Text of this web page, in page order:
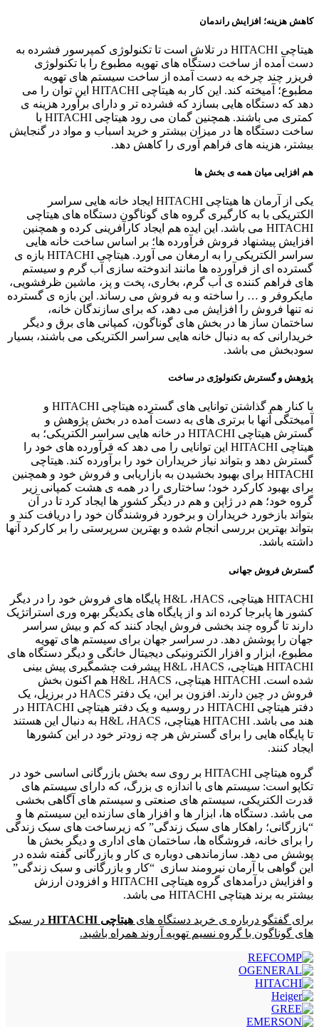
کاهش هزینه؛ افزایش راندمان
هیتاچی HITACHI در تلاش است تا تکنولوژی کمپرسور فشرده به
دست آمده از ساخت دستگاه های تهویه مطبوع را با تکنولوژی
فریزر چند چرخه به دست آمده از ساخت سیستم های تهویه
مطبوع؛ آمیخته کند. این کار به هیتاچی HITACHI این توان را می
دهد که دستگاه هایی بسازد که فشرده تر و دارای برآورد هزینه ی
کمتری می باشند. همچنین گمان می رود هیتاچی HITACHI با
ساخت دستگاه ها در میزان بیشتر و خرید اسباب و مواد در گنجایش
بیشتر، هزینه های فراهم آوری را کاهش دهد.
هم افزایی میان همه ی بخش ها
یکی از آرمان ها هیتاچی HITACHI ایجاد خانه هایی سراسر
الکتریکی با به کارگیری گروه های گوناگون دستگاه های هیتاچی
HITACHI می باشد. این ایده هم ایجاد کارآفرینی کرده و همچنین
افزایش پیشنهاد فروش فرآورده ها؛ بر اساس ساخت خانه هایی
سراسر الکتریکی را به ارمغان می آورد. هیتاچی HITACHI بازه ی
گسترده ای از فرآورده ها مانند اندوخته سازی آب گرم و سیستم
های فراهم کننده ی آب گرم، بخاری، پخت و پز، ماشین ظرفشویی،
مایکروفر و … را ساخته و به فروش می رساند. این بازه ی گسترده
نه تنها فروش را افزایش می دهد، که برای سازندگان خانه،
ساختمان ساز ها در بخش های گوناگون، کمپانی های برق و دیگر
خریدارانی که به دنبال خانه هایی سراسر الکتریکی می باشند، بسیار
سودبخش می باشد.
پژوهش و گسترش تکنولوژی در ساخت
با کنار هم گذاشتن توانایی های گسترده هیتاچی HITACHI و
آمیختگی آنها با برتری های به دست آمده در بخش پژوهش و
گسترش هیتاچی HITACHI در خانه هایی سراسر الکتریکی؛ به
هیتاچی HITACHI این توانایی را می دهد که فرآورده های خود را
گسترش دهد و بتواند نیاز خریداران خود را برآورده کند. هیتاچی
HITACHI برای بهبود بخشیدن به بازاریابی و فروش خود و همچنین
برای بهبود کارکرد خود؛ ساختاری را در همه ی هشت کمپانی زیر
گروه خود؛ هم در ژاپن و هم در دیگر کشور ها ایجاد کرد تا در آن
بتواند بازخورد خریداران و برخورد فروشندگان خود را دریافت کند و
بتواند بهترین بررسی انجام شده و بهترین سرپرستی را بر کارکرد آنها
داشته باشد.
گسترش فروش جهانی
HITACHI هیتاچی، H&L ،HACS پایگاه های فروش خود را در دیگر
کشور ها پابرجا کرده اند و از پایگاه های یکدیگر بهره وری استراتژیک
دارند تا گروه چند بخشی فروش ایجاد کنند که کم و بیش سراسر
جهان را پوشش دهد. در سراسر جهان برای سیستم های تهویه
مطبوع، ابزار و افزار الکترونیکی دیجیتال خانگی و دیگر دستگاه های
HITACHI هیتاچی، H&L ،HACS پیشرفت چشمگیری پیش بینی
شده است. HITACHI هیتاچی، H&L ،HACS هم اکنون بخش
فروش در چین دارند. افزون بر این، یک دفتر HACS در برزیل، یک
دفتر هیتاچی HITACHI در روسیه و یک دفتر هیتاچی HITACHI در
هند می باشد. HITACHI هیتاچی، H&L ،HACS به دنبال این هستند
تا پایگاه هایی را برای گسترش هر چه زودتر خود در این کشورها
ایجاد کنند.
گروه هیتاچی HITACHI بر روی سه بخش بازرگانی اساسی خود در
تکاپو است: سیستم های با اندازه ی بزرگ، که دارای سیستم های
قدرت الکتریکی، سیستم های صنعتی و سیستم های آگاهی بخشی
می باشد. دستگاه ها، ابزار ها و افزار های سازنده این سیستم ها و
“بازرگانی؛ راهکار های سبک زندگی” که زیرساخت های سبک زندگی
را برای خانه، فروشگاه ها، ساختمان های اداری و دیگر بخش ها
پوشش می دهد. سازماندهی دوباره ی کار و بازرگانی گفته شده در
این گواهی با آرمان نیرومند سازی “کار و بازرگانی و سبک زندگی”
و افزایش درآمدهای گروه هیتاچی HITACHI و افزودن ارزش
بیشتر به برند هیتاچی HITACHI می باشد.
برای گفتگو درباره ی خرید دستگاه های هیتاچی HITACHI
در سبک
های گوناگون با گروه نسیم تهویه آروند همراه باشید.